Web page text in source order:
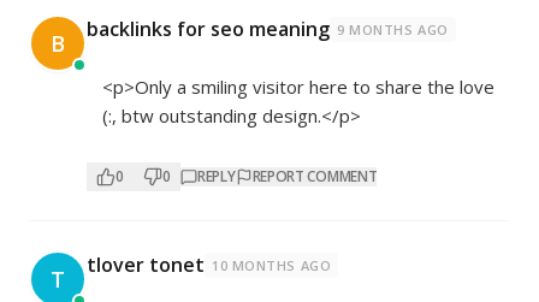
B backlinks for seo meaning 9 MONTHS AGO
<p>Only a smiling visitor here to share the love
(:, btw outstanding design.</p>
0 0 REPLY REPORT COMMENT
T tlover tonet 10 MONTHS AGO